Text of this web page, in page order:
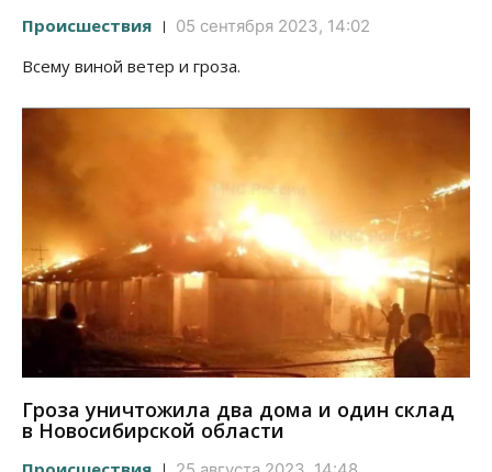
Происшествия 05 сентября 2023, 14:02
Всему виной ветер и гроза.
Гроза уничтожила два дома и один склад
в Новосибирской области